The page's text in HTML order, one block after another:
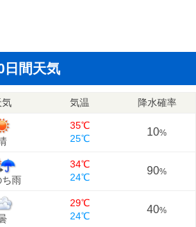
日間天気
気 気温 降水確率
35℃
25℃
10%
ち雨
34℃
24℃
90%
29℃
24℃
40%